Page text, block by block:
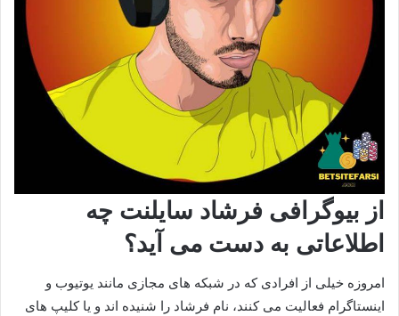
از بیوگرافی فرشاد سایلنت چه
اطلاعاتی به دست می آید؟
امروزه خیلی از افرادی که در شبکه های مجازی مانند یوتیوب و
اینستاگرام فعالیت می‌ کنند، نام فرشاد را شنیده اند و یا کلیپ های